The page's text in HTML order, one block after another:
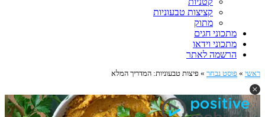
קציצות טבעוניות
מתוק
מתכוני חגים
מתכוני וידאו
הרשמה לאתר
ראשי » פוסט נבחר » פיצות טבעוניות: המדריך המלא